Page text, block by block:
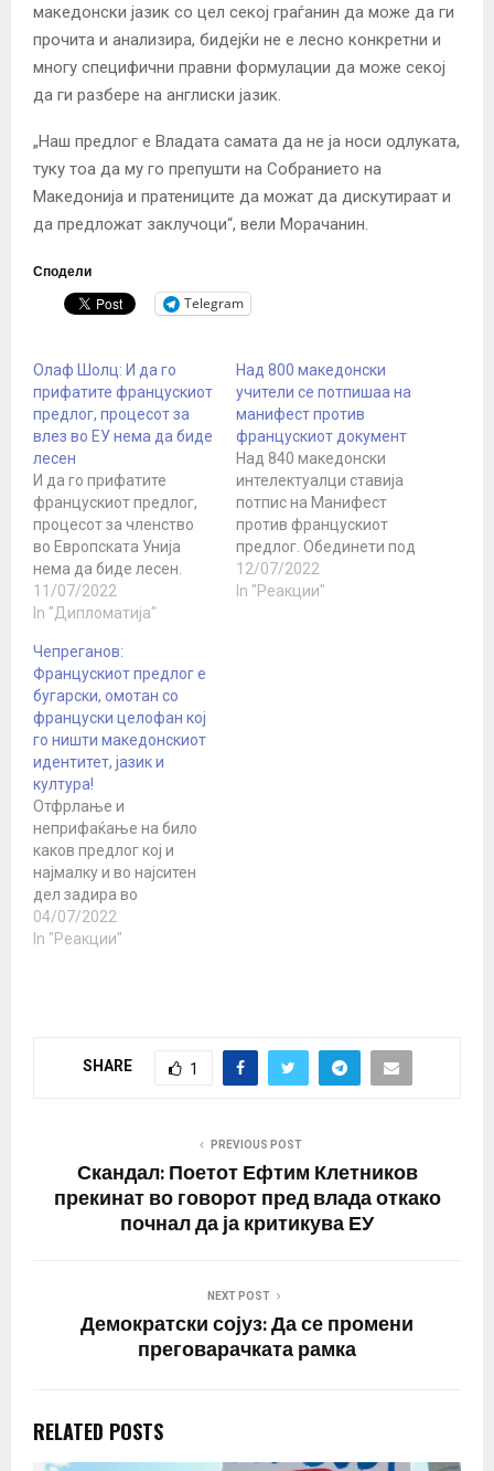
македонски јазик со цел секој граѓанин да може да ги
прочита и анализира, бидејќи не е лесно конкретни и
многу специфични правни формулации да може секој
да ги разбере на англиски јазик.
„Наш предлог е Владата самата да не ја носи одлуката,
туку тоа да му го препушти на Собранието на
Македонија и пратениците да можат да дискутираат и
да предложат заклучоци“, вели Морачанин.
Сподели
Telegram
Олаф Шолц: И да го
прифатите францускиот
предлог, процесот за
влез во ЕУ нема да биде
лесен
И да го прифатите
францускиот предлог,
процесот за членство
во Европската Унија
нема да биде лесен.
Оваа порака
Македонија ја доби
германскиот канцелар.
Олаф Шолц во отворено
писмо, потенцирајќи
дека сака да е сосем
искрен со нас, ни
порачува дека покрај
компромисот со
Бугарија, ќе треба и
други…
11/07/2022
In "Дипломатија"
Над 800 македонски
учители се потпишаа на
манифест против
францускиот документ
Над 840 македонски
интелектуалци ставија
потпис на Манифест
против францускиот
предлог. Обединети под
едно име - македонски
учители, сметаат дека
12/07/2022
In "Реакции"
Чепреганов:
Францускиот предлог е
бугарски, омотан со
француски целофан кој
го ништи македонскиот
идентитет, јазик и
култура!
Отфрлање и
неприфаќање на било
каков предлог кој и
најмалку и во најситен
дел задира во
македонскиот
идентитет, јазик и
француски предлог
ги погазува сите
принципи…
04/07/2022
In "Реакции"
SHARE 1
PREVIOUS POST
Скандал: Поетот Ефтим Клетников
прекинат во говорот пред влада откако
почнал да ја критикува ЕУ
NEXT POST
Демократски сојуз: Да се промени
преговарачката рамка
RELATED POSTS